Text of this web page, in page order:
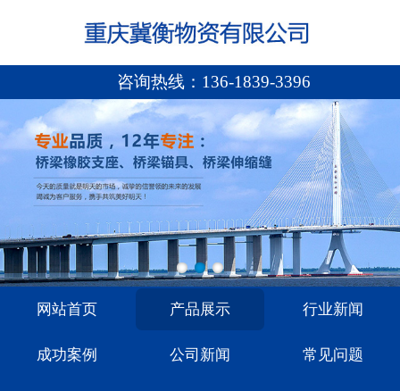
咨询热线： 136-1839-3396
网站首页 产品展示 行业新闻
成功案例 公司新闻 常见问题